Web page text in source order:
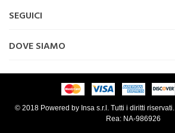
SEGUICI
DOVE SIAMO
© 2018 Powered by Insa s.r.l. Tutti i diritti
Rea: NA-986926